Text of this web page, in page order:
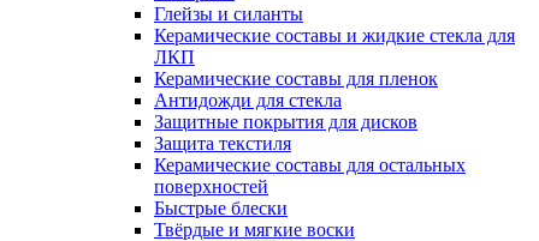
Глейзы и силанты
Керамические составы и жидкие стекла для
ЛКП
Керамические составы для пленок
Антидожди для стекла
Защитные покрытия для дисков
Защита текстиля
Керамические составы для остальных
поверхностей
Быстрые блески
Твёрдые и мягкие воски